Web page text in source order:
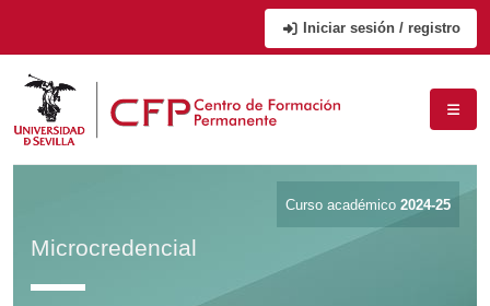
Iniciar sesión / registro
Curso académico 2024-25
Microcredencial